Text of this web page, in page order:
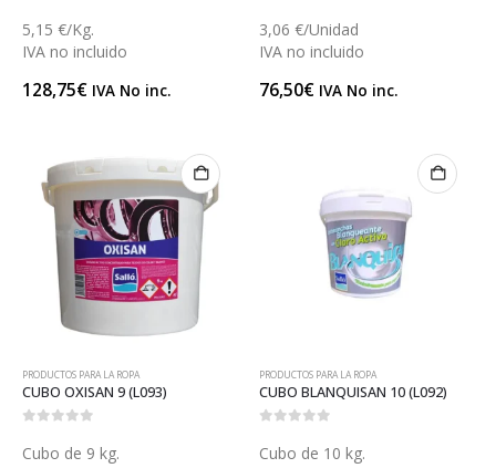
5,15 €/Kg.
IVA no incluido
128,75€ IVA No inc.
3,06 €/Unidad
IVA no incluido
76,50€ IVA No inc.
PRODUCTOS PARA LA ROPA
CUBO OXISAN 9 (L093)
Cubo de 9 kg.
PRODUCTOS PARA LA ROPA
CUBO BLANQUISAN 10 (L092)
Cubo de 10 kg.